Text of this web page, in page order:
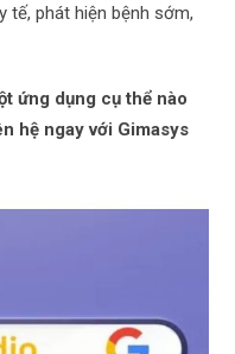
tế, phát hiện bệnh sớm,
ứng dụng cụ thể nào
hệ ngay với Gimasys